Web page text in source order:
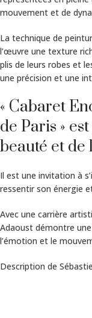
mouvement et de
La technique de
l’œuvre une texture
plis de leurs robes et
une précision et une
« Cabaret
de Paris »
beauté et
Il est une invitation à
ressentir son énergie
Avec une carrière
Adaoust démontre
l’émotion et le
Description de